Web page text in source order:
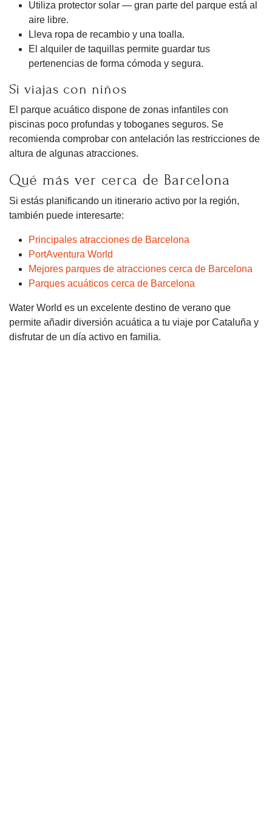
Utiliza protector solar — gran parte del parque está al
aire libre.
Lleva ropa de recambio y una toalla.
El alquiler de taquillas permite guardar tus
pertenencias de forma cómoda y segura.
Si viajas con niños
El parque acuático dispone de zonas infantiles con
piscinas poco profundas y toboganes seguros. Se
recomienda comprobar con antelación las restricciones de
altura de algunas atracciones.
Qué más ver cerca de Barcelona
Si estás planificando un itinerario activo por la región,
también puede interesarte:
Principales atracciones de Barcelona
PortAventura World
Mejores parques de atracciones cerca de Barcelona
Parques acuáticos cerca de Barcelona
Water World es un excelente destino de verano que
permite añadir diversión acuática a tu viaje por Cataluña y
disfrutar de un día activo en familia.